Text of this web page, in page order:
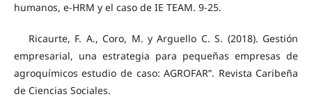
humanos, e-HRM y el caso de IE TEAM. 9-25.
Ricaurte, F. A., Coro, M. y Arguello C. S. (2018). Gestión
empresarial, una estrategia para pequeñas empresas de
agroquímicos estudio de caso: AGROFAR”. Revista Caribeña
de Ciencias Sociales.